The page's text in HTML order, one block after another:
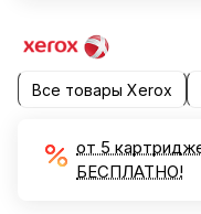
Все товары Xerox
от 5
БЕСПЛАТНО!